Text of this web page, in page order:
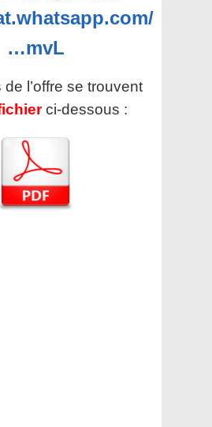
…mvL
l’offre se trouvent
ci-dessous :